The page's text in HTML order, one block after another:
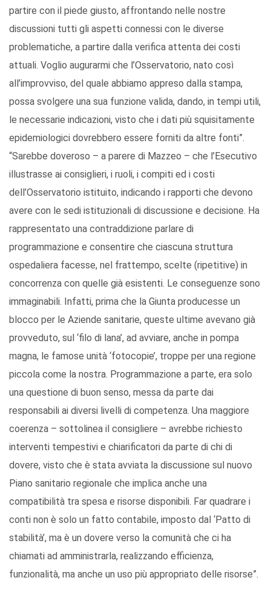
partire con il piede giusto, affrontando nelle nostre
discussioni tutti gli aspetti connessi con le diverse
problematiche, a partire dalla verifica attenta dei costi
attuali. Voglio augurarmi che l’Osservatorio, nato così
all’improvviso, del quale abbiamo appreso dalla stampa,
possa svolgere una sua funzione valida, dando, in tempi utili,
le necessarie indicazioni, visto che i dati più squisitamente
epidemiologici dovrebbero essere forniti da altre fonti”.
“Sarebbe doveroso – a parere di Mazzeo – che l’Esecutivo
illustrasse ai consiglieri, i ruoli, i compiti ed i costi
dell’Osservatorio istituito, indicando i rapporti che devono
avere con le sedi istituzionali di discussione e decisione. Ha
rappresentato una contraddizione parlare di
programmazione e consentire che ciascuna struttura
ospedaliera facesse, nel frattempo, scelte (ripetitive) in
concorrenza con quelle già esistenti. Le conseguenze sono
immaginabili. Infatti, prima che la Giunta producesse un
blocco per le Aziende sanitarie, queste ultime avevano già
provveduto, sul ‘filo di lana’, ad avviare, anche in pompa
magna, le famose unità ‘fotocopie’, troppe per una regione
piccola come la nostra. Programmazione a parte, era solo
una questione di buon senso, messa da parte dai
responsabili ai diversi livelli di competenza. Una maggiore
coerenza – sottolinea il consigliere – avrebbe richiesto
interventi tempestivi e chiarificatori da parte di chi di
dovere, visto che è stata avviata la discussione sul nuovo
Piano sanitario regionale che implica anche una
compatibilità tra spesa e risorse disponibili. Far quadrare i
conti non è solo un fatto contabile, imposto dal ‘Patto di
stabilità’, ma è un dovere verso la comunità che ci ha
chiamati ad amministrarla, realizzando efficienza,
funzionalità, ma anche un uso più appropriato delle risorse”.